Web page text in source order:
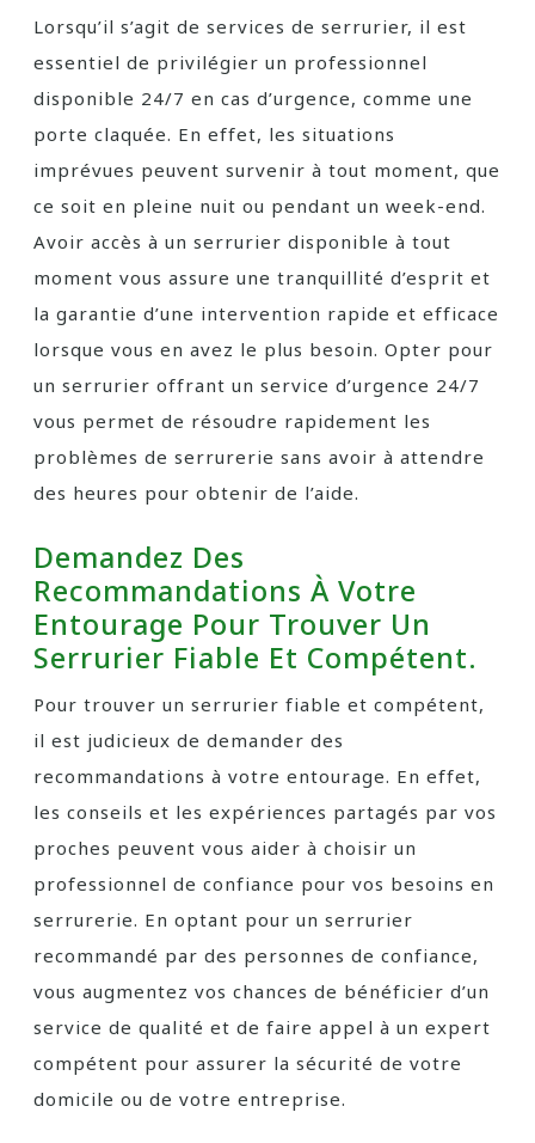
Lorsqu’il s’agit de services de serrurier, il est
essentiel de privilégier un professionnel
disponible 24/7 en cas d’urgence, comme une
porte claquée. En effet, les situations
imprévues peuvent survenir à tout moment, que
ce soit en pleine nuit ou pendant un week-end.
Avoir accès à un serrurier disponible à tout
moment vous assure une tranquillité d’esprit et
la garantie d’une intervention rapide et efficace
lorsque vous en avez le plus besoin. Opter pour
un serrurier offrant un service d’urgence 24/7
vous permet de résoudre rapidement les
problèmes de serrurerie sans avoir à attendre
des heures pour obtenir de l’aide.
Demandez Des
Recommandations À Votre
Entourage Pour Trouver Un
Serrurier Fiable Et Compétent.
Pour trouver un serrurier fiable et compétent,
il est judicieux de demander des
recommandations à votre entourage. En effet,
les conseils et les expériences partagés par vos
proches peuvent vous aider à choisir un
professionnel de confiance pour vos besoins en
serrurerie. En optant pour un serrurier
recommandé par des personnes de confiance,
vous augmentez vos chances de bénéficier d’un
service de qualité et de faire appel à un expert
compétent pour assurer la sécurité de votre
domicile ou de votre entreprise.